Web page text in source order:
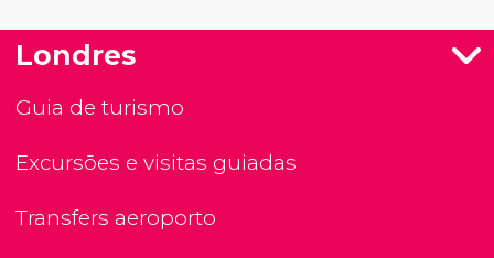
Londres
Guia de turismo
Excursões e visitas guiadas
Transfers aeroporto